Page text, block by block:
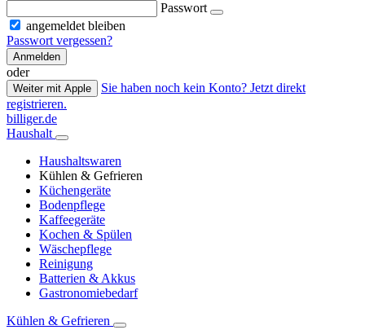
Passwort
angemeldet bleiben
Passwort vergessen?
Anmelden
oder
Weiter mit Apple
Sie haben noch kein Konto? Jetzt direkt
registrieren.
billiger.de
Haushalt
Haushaltswaren
Kühlen & Gefrieren
Küchengeräte
Bodenpflege
Kaffeegeräte
Kochen & Spülen
Wäschepflege
Reinigung
Batterien & Akkus
Gastronomiebedarf
Kühlen & Gefrieren